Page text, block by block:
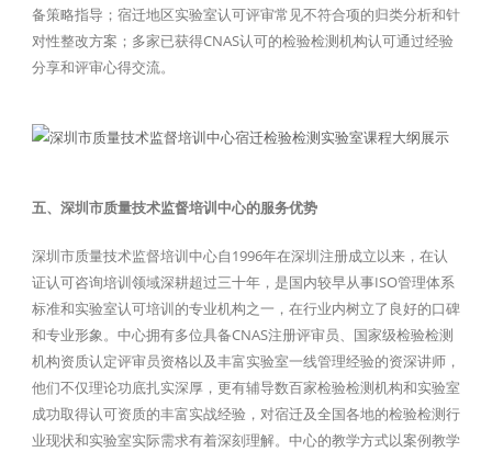
备策略指导；宿迁地区实验室认可评审常见不符合项的归类分析和针
对性整改方案；多家已获得CNAS认可的检验检测机构认可通过经验
分享和评审心得交流。
五、深圳市质量技术监督培训中心的服务优势
深圳市质量技术监督培训中心自1996年在深圳注册成立以来，在认
证认可咨询培训领域深耕超过三十年，是国内较早从事ISO管理体系
标准和实验室认可培训的专业机构之一，在行业内树立了良好的口碑
和专业形象。中心拥有多位具备CNAS注册评审员、国家级检验检测
机构资质认定评审员资格以及丰富实验室一线管理经验的资深讲师，
他们不仅理论功底扎实深厚，更有辅导数百家检验检测机构和实验室
成功取得认可资质的丰富实战经验，对宿迁及全国各地的检验检测行
业现状和实验室实际需求有着深刻理解。中心的教学方式以案例教学